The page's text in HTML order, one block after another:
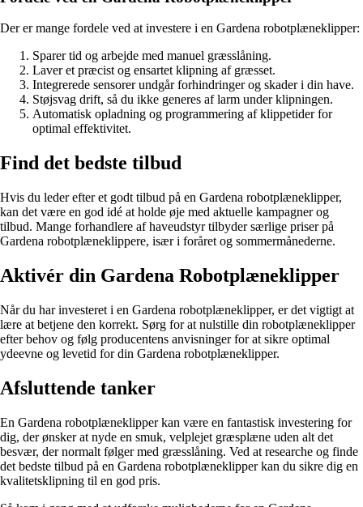
Der er mange fordele ved at investere i en Gardena robotplæneklipper:
Sparer tid og arbejde med manuel græsslåning.
Laver et præcist og ensartet klipning af græsset.
Integrerede sensorer undgår forhindringer og skader i din have.
Støjsvag drift, så du ikke generes af larm under klipningen.
Automatisk opladning og programmering af klippetider for
optimal effektivitet.
Find det bedste tilbud
Hvis du leder efter et godt tilbud på en Gardena robotplæneklipper,
kan det være en god idé at holde øje med aktuelle kampagner og
tilbud. Mange forhandlere af haveudstyr tilbyder særlige priser på
Gardena robotplæneklippere, især i foråret og sommermånederne.
Aktivér din Gardena Robotplæneklipper
Når du har investeret i en Gardena robotplæneklipper, er det vigtigt at
lære at betjene den korrekt. Sørg for at nulstille din robotplæneklipper
efter behov og følg producentens anvisninger for at sikre optimal
ydeevne og levetid for din Gardena robotplæneklipper.
Afsluttende tanker
En Gardena robotplæneklipper kan være en fantastisk investering for
dig, der ønsker at nyde en smuk, velplejet græsplæne uden alt det
besvær, der normalt følger med græsslåning. Ved at researche og finde
det bedste tilbud på en Gardena robotplæneklipper kan du sikre dig en
kvalitetsklipning til en god pris.